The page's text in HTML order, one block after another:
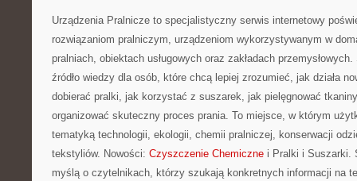
Urządzenia Pralnicze to specjalistyczny serwis internetowy
rozwiązaniom pralniczym, urządzeniom wykorzystywanym w
pralniach, obiektach usługowych oraz zakładach
źródło wiedzy dla osób, które chcą lepiej zrozumieć, jak działa
dobierać pralki, jak korzystać z suszarek, jak pielęgnować
organizować skuteczny proces prania. To miejsce, w którym
tematyką technologii, ekologii, chemii pralniczej, konserwacji
tekstyliów. Nowości: Czyszczenie Chemiczne i Pralki i Suszarki.
myślą o czytelnikach, którzy szukają konkretnych informacji na